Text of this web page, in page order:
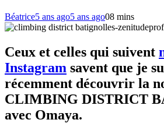
Béatrice5 ans ago5 ans ago08 mins
Ceux et celles qui suivent
Instagram savent que je
récemment découvrir la
CLIMBING DISTRICT
avec Omaya.